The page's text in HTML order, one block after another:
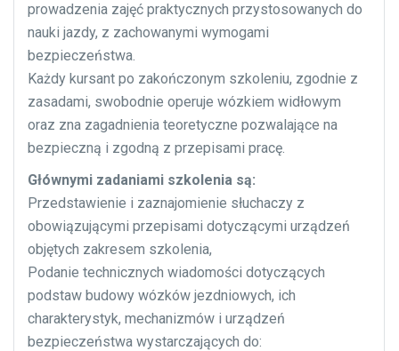
prowadzenia zajęć praktycznych przystosowanych do
nauki jazdy, z zachowanymi wymogami
bezpieczeństwa.
Każdy kursant po zakończonym szkoleniu, zgodnie z
zasadami, swobodnie operuje wózkiem widłowym
oraz zna zagadnienia teoretyczne pozwalające na
bezpieczną i zgodną z przepisami pracę.
Głównymi zadaniami szkolenia są:
Przedstawienie i zaznajomienie słuchaczy z
obowiązującymi przepisami dotyczącymi urządzeń
objętych zakresem szkolenia,
Podanie technicznych wiadomości dotyczących
podstaw budowy wózków jezdniowych, ich
charakterystyk, mechanizmów i urządzeń
bezpieczeństwa wystarczających do: